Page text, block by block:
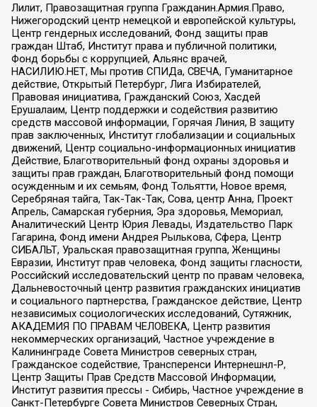
Лилит, Правозащитная группа Гражданин.Армия.Право,
Нижегородский центр немецкой и европейской культуры,
Центр гендерных исследований, Фонд защиты прав
граждан Штаб, Институт права и публичной политики,
Фонд борьбы с коррупцией, Альянс врачей,
НАСИЛИЮ.НЕТ, Мы против СПИДа, СВЕЧА, Гуманитарное
действие, Открытый Петербург, Лига Избирателей,
Правовая инициатива, Гражданский Союз, Хасдей
Ерушалаим, Центр поддержки и содействия развитию
средств массовой информации, Горячая Линия, В защиту
прав заключенных, Институт глобализации и социальных
движений, Центр социально-информационных инициатив
Действие, Благотворительный фонд охраны здоровья и
защиты прав граждан, Благотворительный фонд помощи
осужденным и их семьям, Фонд Тольятти, Новое время,
Серебряная тайга, Так-Так-Так, Сова, центр Анна, Проект
Апрель, Самарская губерния, Эра здоровья, Мемориал,
Аналитический Центр Юрия Левады, Издательство Парк
Гагарина, Фонд имени Андрея Рылькова, Сфера, Центр
СИБАЛЬТ, Уральская правозащитная группа, Женщины
Евразии, Институт прав человека, Фонд защиты гласности,
Российский исследовательский центр по правам человека,
Дальневосточный центр развития гражданских инициатив
и социального партнерства, Гражданское действие, Центр
независимых социологических исследований, Сутяжник,
АКАДЕМИЯ ПО ПРАВАМ ЧЕЛОВЕКА, Центр развития
некоммерческих организаций, Частное учреждение в
Калининграде Совета Министров северных стран,
Гражданское содействие, Трансперенси Интернешнл-Р,
Центр Защиты Прав Средств Массовой Информации,
Институт развития прессы - Сибирь, Частное учреждение в
Санкт-Петербурге Совета Министров Северных Стран,